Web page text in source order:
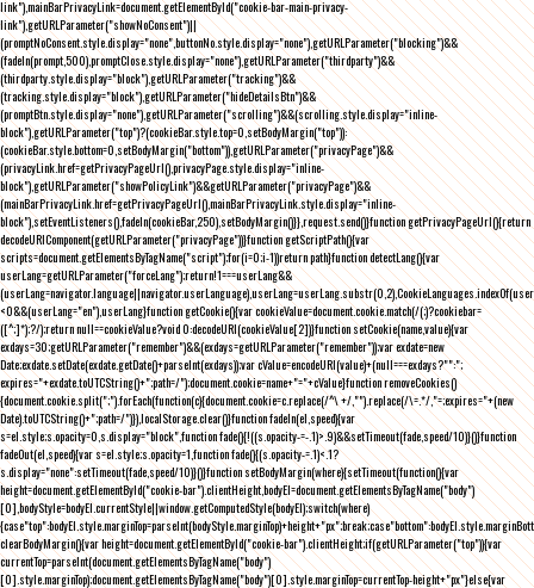
link"),mainBarPrivacyLink=document.getElementById("cookie-bar-main-privacy-
link"),getURLParameter("showNoConsent")||
(promptNoConsent.style.display="none",buttonNo.style.display="none"),getURLParameter("blocking")&&
(fadeIn(prompt,500),promptClose.style.display="none"),getURLParameter("thirdparty")&&
(thirdparty.style.display="block"),getURLParameter("tracking")&&
(tracking.style.display="block"),getURLParameter("hideDetailsBtn")&&
(promptBtn.style.display="none"),getURLParameter("scrolling")&&(scrolling.style.display="inline-
block"),getURLParameter("top")?(cookieBar.style.top=0,setBodyMargin("top")):
(cookieBar.style.bottom=0,setBodyMargin("bottom")),getURLParameter("privacyPage")&&
(privacyLink.href=getPrivacyPageUrl(),privacyPage.style.display="inline-
block"),getURLParameter("showPolicyLink")&&getURLParameter("privacyPage")&&
(mainBarPrivacyLink.href=getPrivacyPageUrl(),mainBarPrivacyLink.style.display="inline-
block"),setEventListeners(),fadeIn(cookieBar,250),setBodyMargin()}},request.send()}function getPrivacyPageUrl(){return
decodeURIComponent(getURLParameter("privacyPage"))}function getScriptPath(){var
scripts=document.getElementsByTagName("script");for(i=0;i-1))return path}function detectLang(){var
userLang=getURLParameter("forceLang");return!1===userLang&&
<0&&(userLang="en"),userLang}function getCookie(){var cookieValue=document.cookie.match(/(;)?cookiebar=
([^;]*);?/);return null==cookieValue?void 0:decodeURI(cookieValue[2])}function setCookie(name,value){var
exdays=30;getURLParameter("remember")&&(exdays=getURLParameter("remember"));var exdate=new
Date;exdate.setDate(exdate.getDate()+parseInt(exdays));var cValue=encodeURI(value)+(null===exdays?"":";
expires="+exdate.toUTCString()+";path=/");document.cookie=name+"="+cValue}function removeCookies()
{document.cookie.split(";").forEach(function(c){document.cookie=c.replace(/^\ +/,"").replace(/\=.*/,"=;expires="+(new
Date).toUTCString()+";path=/")}),localStorage.clear()}function fadeIn(el,speed){var
s=el.style;s.opacity=0,s.display="block",function fade(){!((s.opacity-=-.1)>.9)&&setTimeout(fade,speed/10)}()}function
fadeOut(el,speed){var s=el.style;s.opacity=1,function fade(){(s.opacity-=.1)<.1?
s.display="none":setTimeout(fade,speed/10)}()}function setBodyMargin(where){setTimeout(function(){var
height=document.getElementById("cookie-bar").clientHeight,bodyEl=document.getElementsByTagName("body")
[0],bodyStyle=bodyEl.currentStyle||window.getComputedStyle(bodyEl);switch(where)
clearBodyMargin(){var height=document.getElementById("cookie-bar").clientHeight;if(getURLParameter("top")){var
currentTop=parseInt(document.getElementsByTagName("body")
[0].style.marginTop);document.getElementsByTagName("body")[0].style.marginTop=currentTop-height+"px"}else{var